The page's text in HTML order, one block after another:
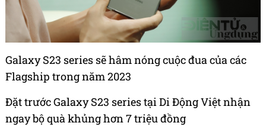
Galaxy S23 series sẽ hâm nóng cuộc đua của các
Flagship trong năm 2023
Đặt trước Galaxy S23 series tại Di Động Việt nhận
ngay bộ quà khủng hơn 7 triệu đồng